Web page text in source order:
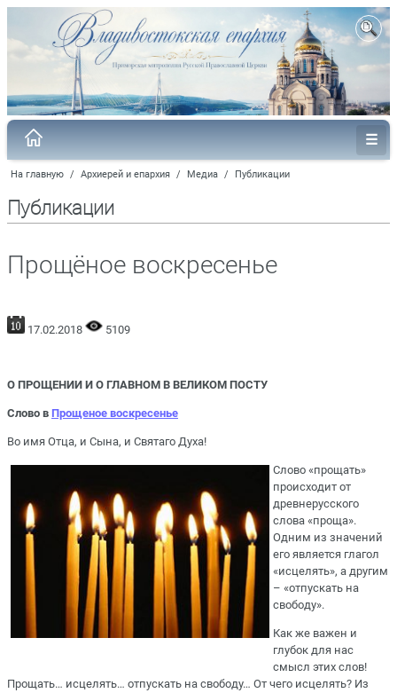
На главную / Архиерей и епархия / Медиа / Публикации
Публикации
Прощёное воскресенье
17.02.2018 5109
О ПРОЩЕНИИ И О ГЛАВНОМ В ВЕЛИКОМ ПОСТУ
Слово в Прощеное воскресенье
Во имя Отца, и Сына, и Святаго Духа!
Слово «прощать»
происходит от
древнерусского
слова «проща».
Одним из значений
его является глагол
«исцелять», а другим
– «отпускать на
свободу».
Как же важен и
глубок для нас
смысл этих слов!
Прощать… исцелять… отпускать на свободу… От чего исцелять? Из